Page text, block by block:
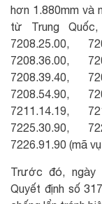
hơn 1.880mm và
từ Trung
7208.25.00,
7208.36.00,
7208.39.40,
7208.54.90,
7211.14.19,
7225.30.90,
7226.91.90 (mã
Trước đó, ngày
Quyết định số